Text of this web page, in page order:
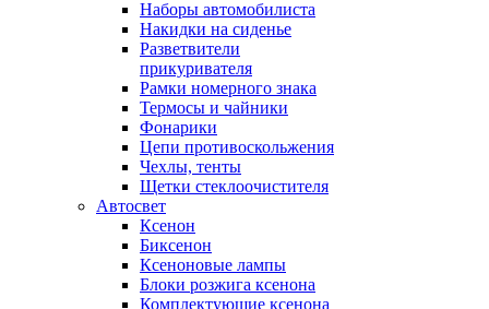
Наборы автомобилиста
Накидки на сиденье
Разветвители
прикуривателя
Рамки номерного знака
Термосы и чайники
Фонарики
Цепи противоскольжения
Чехлы, тенты
Щетки стеклоочистителя
Автосвет
Ксенон
Биксенон
Ксеноновые лампы
Блоки розжига ксенона
Комплектующие ксенона